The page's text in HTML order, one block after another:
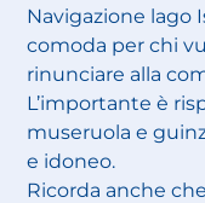
Navigazione lago
comoda per chi
rinunciare alla
L’importante è
museruola e
e idoneo.
Ricorda anche